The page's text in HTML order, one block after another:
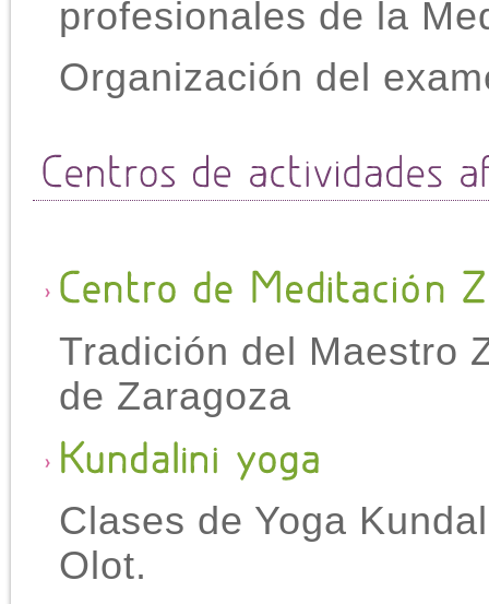
profesionales de la
Organización del
Tradición del Maestro
de Zaragoza
Clases de Yoga
Olot.